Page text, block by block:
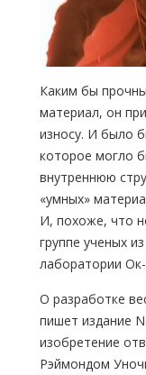
Каким бы
материал, он
износу. И было
которое могло
внутреннюю
«умных»
И, похоже, что
группе ученых
лаборатории
О разработке
пишет издание
изобретение
Рэймондом